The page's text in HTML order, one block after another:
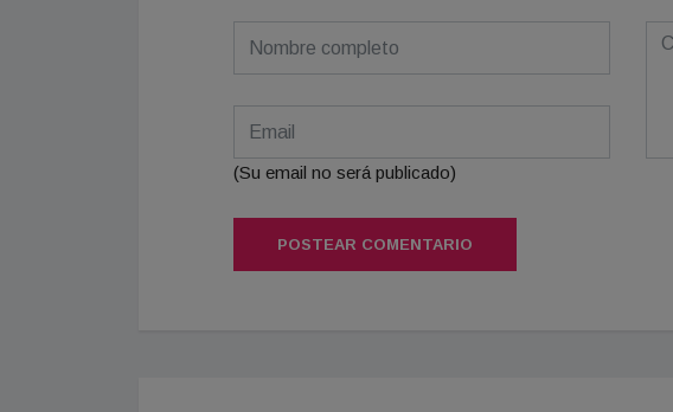
(Su email no será publicado)
POSTEAR COMENTARIO